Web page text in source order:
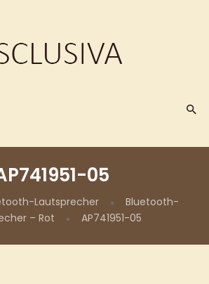
05
Lautsprecher
Bluetooth-
– Rot
AP741951-05